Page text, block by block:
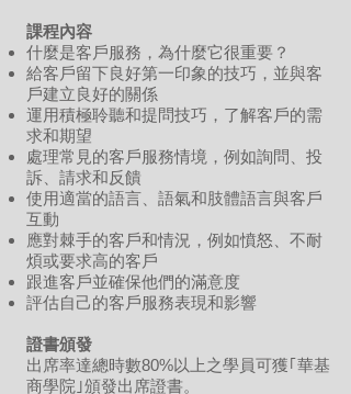
課程內容
什麼是客戶服務，為什麼它很重要？
給客戶留下良好第一印象的技巧，並與客
戶建立良好的關係
運用積極聆聽和提問技巧，了解客戶的需
求和期望
處理常見的客戶服務情境，例如詢問、投
訴、請求和反饋
使用適當的語言、語氣和肢體語言與客戶
互動
應對棘手的客戶和情況，例如憤怒、不耐
煩或要求高的客戶
跟進客戶並確保他們的滿意度
評估自己的客戶服務表現和影響
證書頒發
出席率達總時數80%以上之學員可獲｢華基
商學院｣頒發出席證書。